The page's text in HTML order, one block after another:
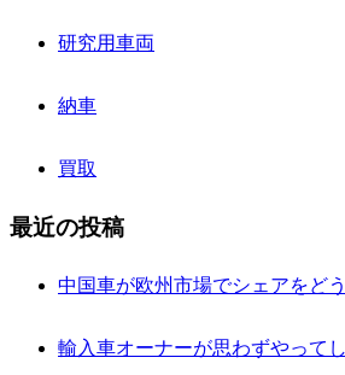
研究用車両
納車
買取
最近の投稿
中国車が欧州市場でシェアをど
輸入車オーナーが思わずやって